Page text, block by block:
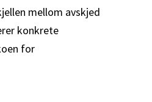
mellom avskjed
konkrete
for